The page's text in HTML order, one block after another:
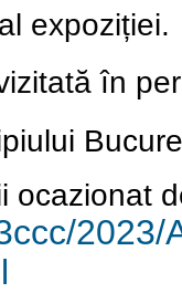
expoziției.
în
ocazionat
2023/